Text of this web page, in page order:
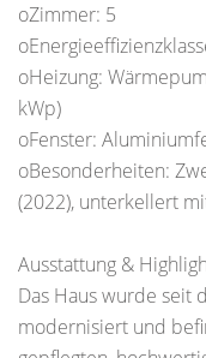
oZimmer: 5
oHeizung:
kWp)
oFenster:
oBesonderheiten:
(2022), unterkellert
Ausstattung &
Das Haus wurde seit
modernisiert und